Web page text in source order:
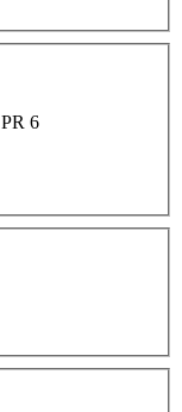
6